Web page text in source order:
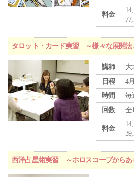
料金
タロット・カード実習 ～様々な展開
講師
日程
4
時間
毎
回数
全
料金
西洋占星術実習 ～ホロスコープから